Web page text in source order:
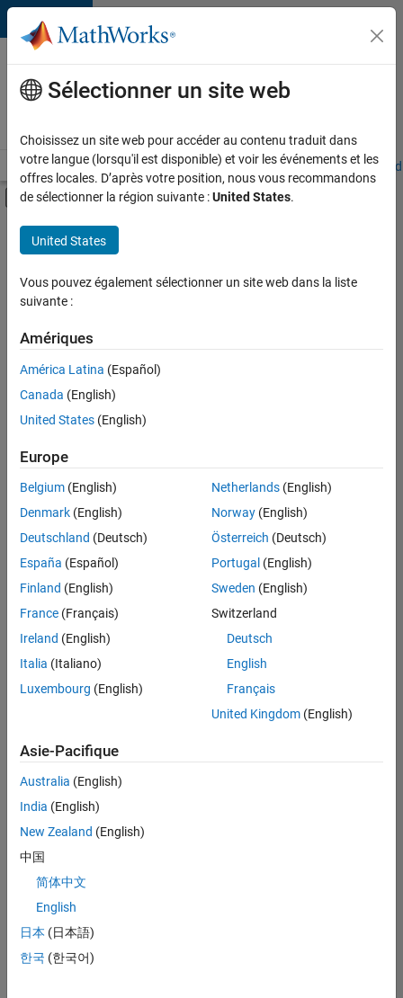
Passer au contenu
Votre
carrière
chez
Accueil Explorer nos opportunités Adresses de nos bureaux
Activer/désactiver l'affichage du menu
Contenu principal
FILTRER PAR
Ventes pour l'éducation
Équipe Business Model
Finances et opérations
Actuellement,
aucune
offre
d'emploi
correspondant
à vos
critères
de
recherche.
Vous
pouvez
élargir
votre
recherche
ou
afficher
l’ensemble
d'emploi.
malgré
tout
vous
trouvez
pas
d'offre
corresponde
à vos
Sélectionner un site web
Choisissez un site web pour accéder au contenu traduit dans
votre langue (lorsqu'il est disponible) et voir les événements et les
offres locales. D’après votre position, nous vous recommandons
de sélectionner la région suivante :United States.
United States
Vous pouvez également sélectionner un site web dans la liste
suivante :
Amériques
América Latina (Español)
Canada (English)
United States (English)
Europe
Belgium (English)
Denmark (English)
Deutschland (Deutsch)
España (Español)
Finland (English)
France (Français)
Ireland (English)
Italia (Italiano)
Luxembourg (English)
Netherlands(English)
Norway(English)
Österreich (Deutsch)
Portugal (English)
Sweden (English)
Switzerland
Deutsch
English
Français
United Kingdom(English)
Asie-Pacifique
Australia (English)
India (English)
New Zealand (English)
中国
简体中文
English
日本 (日本語)
한국 (한국어)